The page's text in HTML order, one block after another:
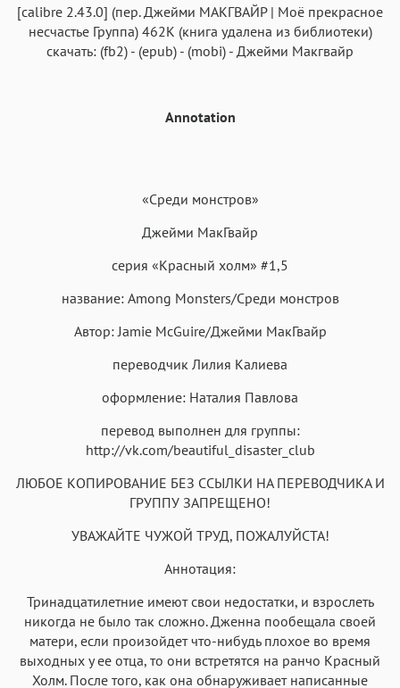
Аа Аа
Аа Аа
Georgia
Courier
Аа
Courier New Menlo SF Mono
[calibre 2.43.0] (пер. Джейми МАКГВАЙР | Моё прекрасное
несчастье Группа) 462K (книга удалена из библиотеки)
скачать: (fb2) - (epub) - (mobi) - Джейми Макгвайр
Annotation
«Среди монстров»
Джейми МакГвайр
серия «Красный холм» #1,5
название: Among Monsters/Среди монстров
Автор: Jamie McGuire/Джейми МакГвайр
переводчик Лилия Калиева
оформление: Наталия Павлова
перевод выполнен для группы:
http://vk.com/beautiful_disaster_club
ЛЮБОЕ КОПИРОВАНИЕ БЕЗ ССЫЛКИ НА ПЕРЕВОДЧИКА И
ГРУППУ ЗАПРЕЩЕНО!
УВАЖАЙТЕ ЧУЖОЙ ТРУД, ПОЖАЛУЙСТА!
Аннотация:
Тринадцатилетние имеют свои недостатки, и взрослеть
никогда не было так сложно. Дженна пообещала своей
матери, если произойдет что-нибудь плохое во время
выходных у ее отца, то они встретятся на ранчо Красный
Холм. После того, как она обнаруживает написанные